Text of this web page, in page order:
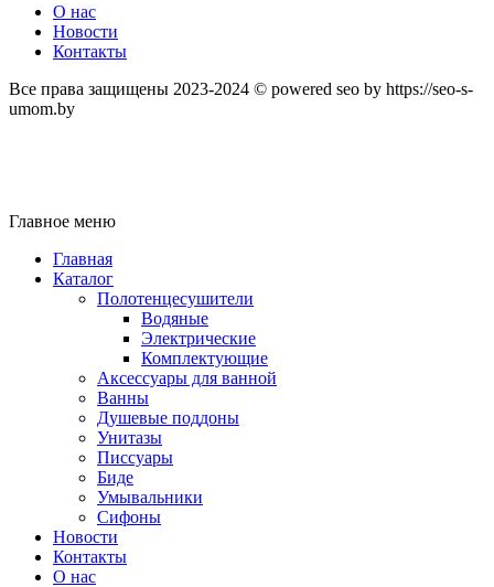
О нас
Новости
Контакты
Все права защищены 2023-2024 © powered seo by https://seo-s-
umom.by
Главное меню
Главная
Каталог
Полотенцесушители
Водяные
Электрические
Комплектующие
Аксессуары для ванной
Ванны
Душевые поддоны
Унитазы
Писсуары
Биде
Умывальники
Сифоны
Новости
Контакты
О нас